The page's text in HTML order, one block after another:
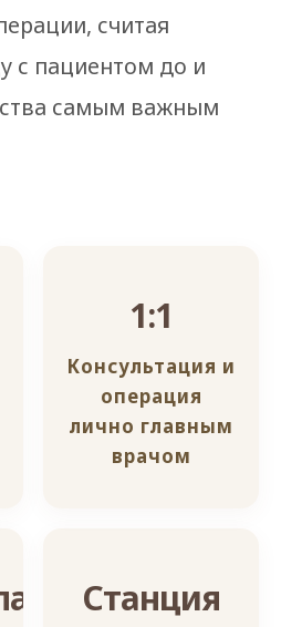
считая
с пациентом до и
самым важным
1:1
Консультация и
операция
лично главным
врачом
Станция